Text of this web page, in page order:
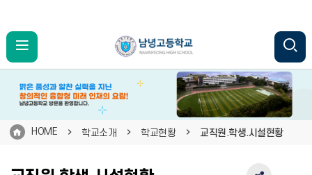
HOME 학교소개 학교현황 교직원.학생.시설현황